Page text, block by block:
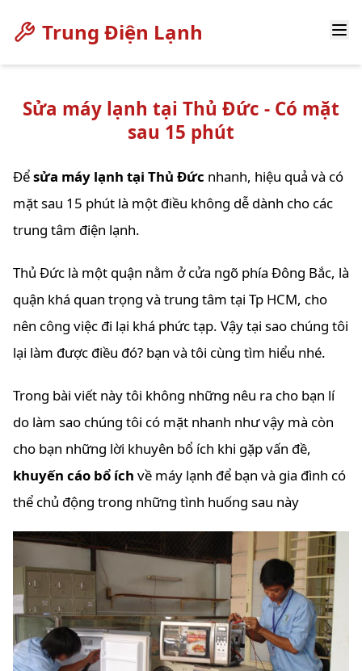
Trung Điện Lạnh
Sửa máy lạnh tại Thủ Đức - Có mặt
sau 15 phút
Đểsửa máy lạnh tại Thủ Đức nhanh, hiệu quả và có
mặt sau 15 phút là một điều không dễ dành cho các
trung tâm điện lạnh.
Thủ Đức là một quận nằm ở cửa ngõ phía Đông Bắc, là
quận khá quan trọng và trung tâm tại Tp HCM, cho
nên công việc đi lại khá phức tạp. Vậy tại sao chúng tôi
lại làm được điều đó? bạn và tôi cùng tìm hiểu nhé.
Trong bài viết này tôi không những nêu ra cho bạn lí
do làm sao chúng tôi có mặt nhanh như vậy mà còn
cho bạn những lời khuyên bổ ích khi gặp vấn đề,
khuyến cáo bổ ích về máy lạnh để bạn và gia đình có
thể chủ động trong những tình huống sau này